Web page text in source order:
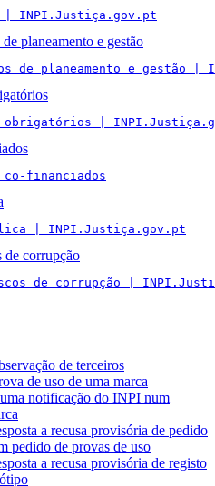
| INPI.Justiça.gov.pt
planeamento e gestão
de planeamento e gestão
obrigatórios |
financiados
| INPI.Justiça.gov.pt
de corrupção
de corrupção |
de terceiros
de uso de uma marca
notificação do INPI num
a recusa provisória de pedido
pedido de provas de uso
a recusa provisória de registo